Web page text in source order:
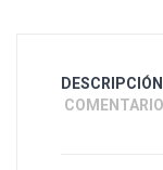
DESCRIPCIÓN